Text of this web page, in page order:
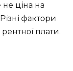
не ціна на
фактори
плати.